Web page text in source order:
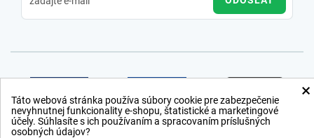
×
Táto webová stránka používa súbory cookie pre zabezpečenie
nevyhnutnej funkcionality e-shopu, štatistické a marketingové
účely. Súhlasíte s ich používaním a spracovaním príslušných
osobných údajov?